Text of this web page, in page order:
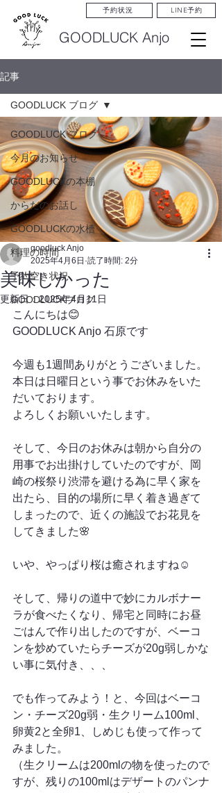
予約状況 LINE予約
GOODLUCK Anjo
記事
GOODLUCK ブログ
今月のお知らせ
GOODLUCKの本棚
からだのお話し
GOODLUCKの水槽
料理の時間
予約空き状況
GOODLUCKブログ
GOODLUCK ブログ
美味しかった
goodluck Anjo
2025年4月6日 読了時間: 2分
更新日：2025年4月11日
こんにちは😊
GOODLUCK Anjo 石原です
今週も1週間ありがとうございました。
本日は日曜日という事でお休みをいた
だいております。
よろしくお願いいたします。
そして、今日のお休みは朝から自分の
用事でお出掛けしていたのですが、岡
崎の桜祭り渋滞を避ける為に早く家を
出たら、目的の場所に早く着き過ぎて
しまったので、近くの施設でお花見を
してきました🌸
いや、やっぱり桜は癒されますね☺️
そして、帰りの道中で妙にカルボナー
ラが食べたくなり、帰宅と同時にお昼
ごはんで作り出したのですが、ベーコ
ンを炒めていたらチーズが20g弱しかな
い事に気付き、、、
でも作ってみよう！と、今回はベーコ
ン・チーズ20g弱・生クリーム100ml、
卵黄2と全卵1、しめじも使って作って
みました。
（生クリームは200mlの物を使ったので
すが、残りの100mlはデザートのパンナ